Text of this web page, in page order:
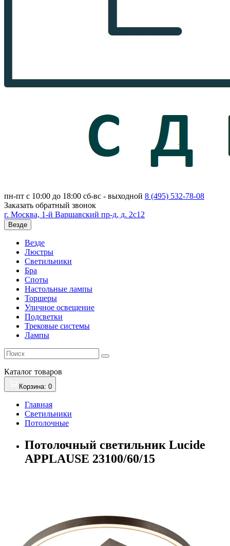
пн-пт с 10:00 до 18:00 сб-вс - выходной 8 (495) 532-78-08
Заказать обратный звонок
г. Москва, 1-й Варшавский пр-д, д. 2с12
Везде
Везде
Люстры
Светильники
Бра
Споты
Настольные лампы
Торшеры
Уличное освещение
Подсветки
Трековые системы
Лампы
Каталог товаров
Корзина: 0
Главная
Светильники
Потолочные
Потолочный светильник Lucide
APPLAUSE 23100/60/15